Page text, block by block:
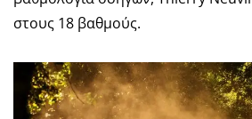
στους 18 βαθμούς.